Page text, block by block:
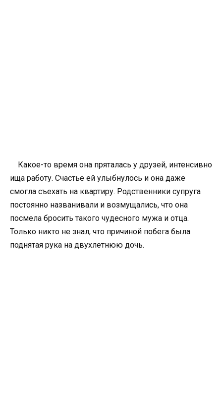
Какое-то время она пряталась у друзей, интенсивно
ища работу. Счастье ей улыбнулось и она даже
смогла съехать на квартиру. Родственники супруга
постоянно названивали и возмущались, что она
посмела бросить такого чудесного мужа и отца.
Только никто не знал, что причиной побега была
поднятая рука на двухлетнюю дочь.